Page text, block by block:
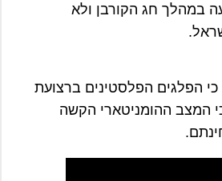
במהלך חג הקורבן ולא
הלבנוני, המקורב לחזבאללה ולחמאס, דיווח ב-20 ביולי כי הפלגים הפלסטינים ברצועת
המצב ההומניטארי הקשה